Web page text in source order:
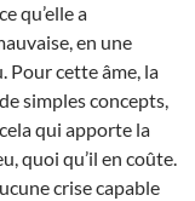
qu’elle a
en une
Pour cette âme, la
simples concepts,
qui apporte la
quoi qu’il en coûte.
crise capable